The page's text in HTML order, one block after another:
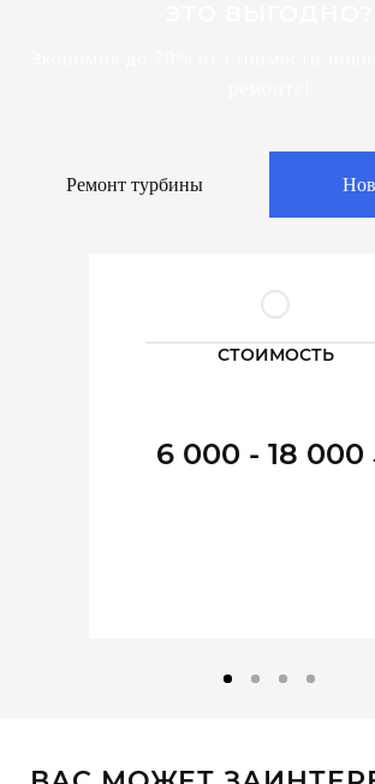
Ремонт турбины
СТОИМОСТЬ
6 000 - 18 000